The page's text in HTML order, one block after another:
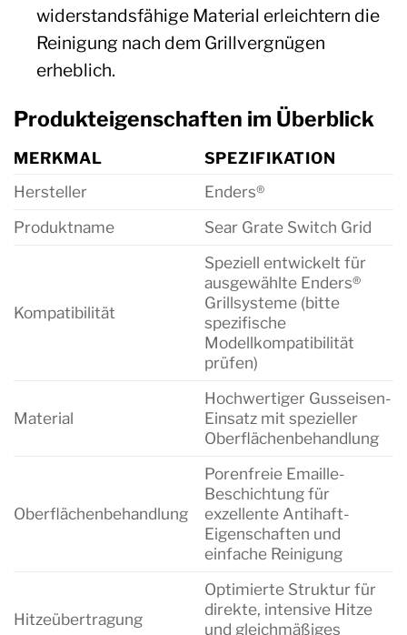
widerstandsfähige Material erleichtern die
Reinigung nach dem Grillvergnügen
erheblich.
Produkteigenschaften im Überblick
MERKMAL
SPEZIFIKATION
Hersteller
Enders®
Produktname
Sear Grate Switch Grid
Kompatibilität
Speziell entwickelt für
ausgewählte Enders®
Grillsysteme (bitte
spezifische
Modellkompatibilität
prüfen)
Material
Hochwertiger Gusseisen-
Einsatz mit spezieller
Oberflächenbehandlung
Oberflächenbehandlung
Porenfreie Emaille-
Beschichtung für
exzellente Antihaft-
Eigenschaften und
einfache Reinigung
Hitzeübertragung
Optimierte Struktur für
direkte, intensive Hitze
und gleichmäßiges